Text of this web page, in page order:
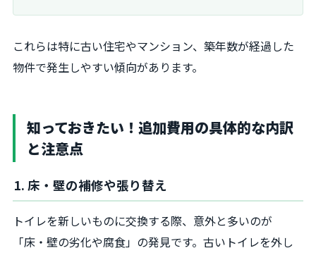
これらは特に古い住宅やマンション、築年数が経過した
物件で発生しやすい傾向があります。
知っておきたい！追加費用の具体的な内訳
と注意点
1. 床・壁の補修や張り替え
トイレを新しいものに交換する際、意外と多いのが
「床・壁の劣化や腐食」の発見です。古いトイレを外し